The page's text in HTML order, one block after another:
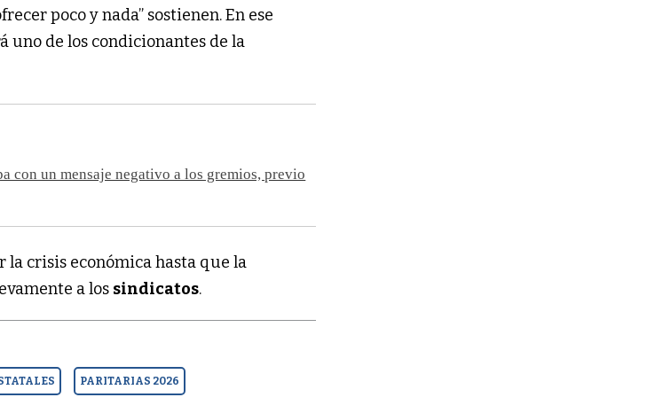
poco y nada” sostienen. En ese
uno de los condicionantes de la
con un mensaje negativo a los gremios, previo
la crisis económica hasta que la
a los sindicatos.
PARITARIAS 2026